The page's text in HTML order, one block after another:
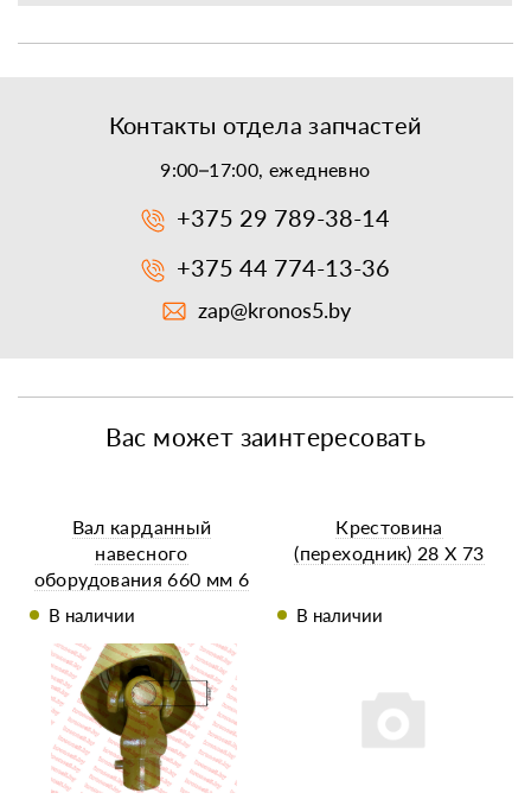
Контакты отдела запчастей
9:00–17:00, ежедневно
+375 29 789-38-14
+375 44 774-13-36
zap@kronos5.by
Вас может заинтересовать
Вал карданный
навесного
оборудования 660 мм 6
x 6 шлиц. крест 24 x 63
В наличии
Крестовина
(переходник) 28 X 73
В наличии